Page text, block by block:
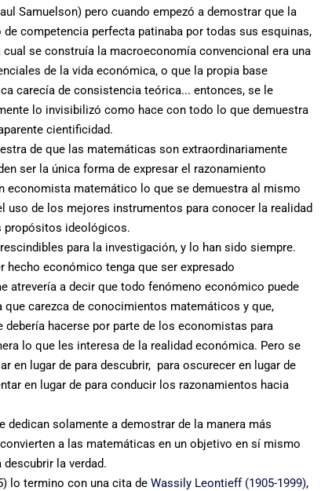
Samuelson) pero cuando empezó a demostrar que la
competencia perfecta patinaba por todas sus esquinas,
se construía la macroeconomía convencional era una
de la vida económica, o que la propia base
carecía de consistencia teórica... entonces, se le
lo invisibilizó como hace con todo lo que demuestra
cientificidad.
de que las matemáticas son extraordinariamente
ser la única forma de expresar el razonamiento
economista matemático lo que se demuestra al mismo
uso de los mejores instrumentos para conocer la realidad
propósitos ideológicos.
para la investigación, y lo han sido siempre.
hecho económico tenga que ser expresado
atrevería a decir que todo fenómeno económico puede
carezca de conocimientos matemáticos y que,
hacerse por parte de los economistas para
lo que les interesa de la realidad económica. Pero se
en lugar de para descubrir, para oscurecer en lugar de
en lugar de para conducir los razonamientos hacia
solamente a demostrar de la manera más
a las matemáticas en un objetivo en sí mismo
la verdad.
lo termino con una cita de Wassily Leontieff (1905-1999),